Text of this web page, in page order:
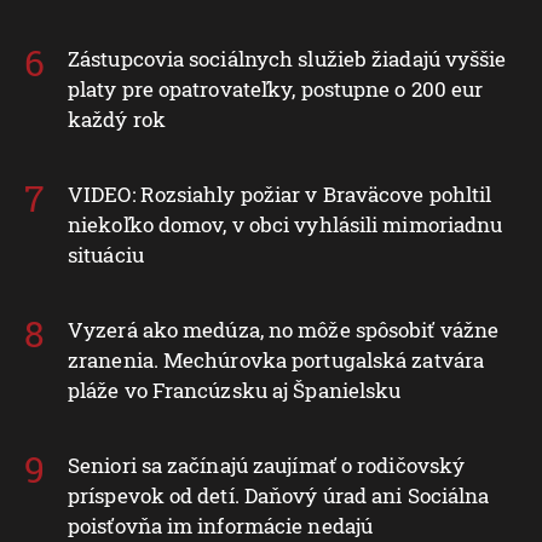
Zástupcovia sociálnych služieb žiadajú vyššie
platy pre opatrovateľky, postupne o 200 eur
každý rok
VIDEO: Rozsiahly požiar v Braväcove pohltil
niekoľko domov, v obci vyhlásili mimoriadnu
situáciu
Vyzerá ako medúza, no môže spôsobiť vážne
zranenia. Mechúrovka portugalská zatvára
pláže vo Francúzsku aj Španielsku
Seniori sa začínajú zaujímať o rodičovský
príspevok od detí. Daňový úrad ani Sociálna
poisťovňa im informácie nedajú